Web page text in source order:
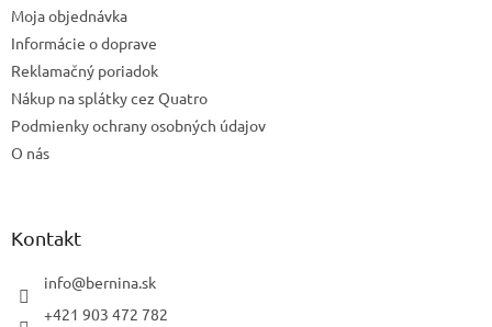
Moja objednávka
Informácie o doprave
Reklamačný poriadok
Nákup na splátky cez Quatro
Podmienky ochrany osobných údajov
O nás
Kontakt
info@bernina.sk
+421 903 472 782